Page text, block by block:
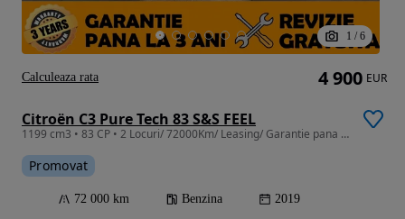
1 / 6
Citroën C3 Pure Tech 83 S&S FEEL
1199 cm3 • 83 CP • 2 Locuri/ 72000Km/ Leasing/ Garantie pana la 3ani fara limita Km
Promovat
72 000 km Benzina 2019
4 900 EUR
Calculeaza rata